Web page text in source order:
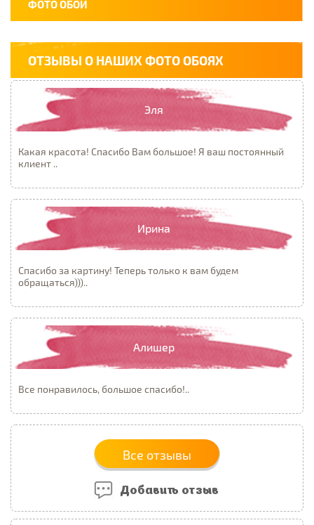
ФОТО ОБОИ
ОТЗЫВЫ О НАШИХ ФОТО ОБОЯХ
Эля
Какая красота! Спасибо Вам большое! Я ваш постоянный
клиент ..
Ирина
Спасибо за картину! Теперь только к вам будем
обращаться)))..
Алишер
Все понравилось, большое спасибо!..
Все отзывы
Добавить отзыв